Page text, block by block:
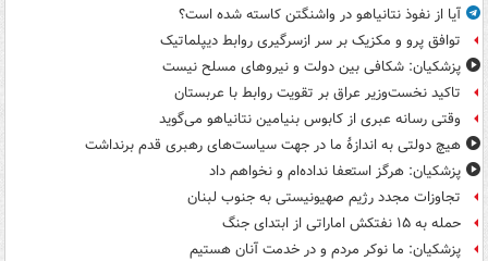
آیا از نفوذ نتانیاهو در واشنگتن کاسته شده است؟
توافق پرو و مکزیک بر سر ازسرگیری روابط دیپلماتیک
پزشکیان: شکافی بین دولت و نیروهای مسلح نیست
تاکید نخست‌وزیر عراق بر تقویت روابط با عربستان
وقتی رسانه عبری از کابوس بنیامین نتانیاهو می‌گوید
هیچ دولتی به اندازۀ ما در جهت سیاست‌های رهبری قدم برنداشت
پزشکیان: هرگز استعفا نداده‌ام و نخواهم داد
تجاوزات مجدد رژیم صهیونیستی به جنوب لبنان
حمله به ۱۵ نفتکش‌ اماراتی از ابتدای جنگ
پزشکیان: ما نوکر مردم و در خدمت آنان هستیم